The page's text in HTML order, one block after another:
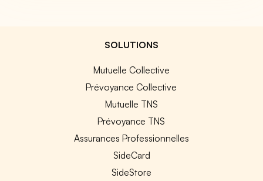
SOLUTIONS
Mutuelle Collective
Prévoyance Collective
Mutuelle TNS
Prévoyance TNS
Assurances Professionnelles
SideCard
SideStore